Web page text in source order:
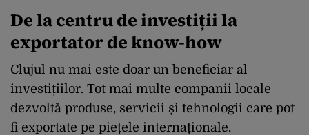
De la centru de investiții la
exportator de know-how
Clujul nu mai este doar un beneficiar al
investițiilor. Tot mai multe companii locale
dezvoltă produse, servicii și tehnologii care pot
fi exportate pe piețele internaționale.